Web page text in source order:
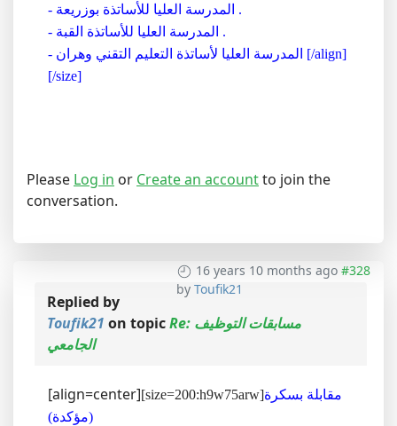
- المدرسة العليا للأساتذة بوزريعة .
- المدرسة العليا للأساتذة القبة .
- المدرسة العليا لأساتذة التعليم التقني وهران [/align]
[/size]
Please Log in or Create an accountto join the
conversation.
16 years 10 months ago #328
by Toufik21
Replied by
Toufik21 on topicRe: مسابقات التوظيف
الجامعي
[align=center][size=200:h9w75arw]مقابلة بسكرة
(مؤكدة)